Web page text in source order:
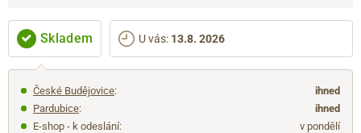
Skladem U vás: 13.8. 2026
České Budějovice:
ihned
Pardubice:
ihned
E-shop - k odeslání:
v pondělí